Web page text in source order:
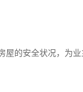
屋的安全状况，为